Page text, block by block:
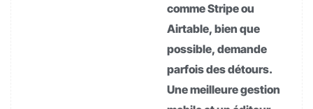
comme Stripe ou
Airtable, bien que
possible, demande
parfois des détours.
Une meilleure gestion